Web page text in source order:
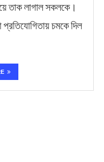
তাক লাগাল সকলকে।
প্রতিযোগিতায় চমকে দিল